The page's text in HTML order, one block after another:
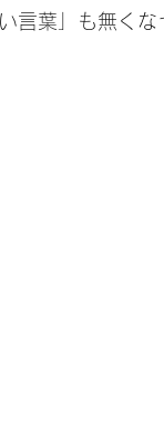
言葉」も無くな